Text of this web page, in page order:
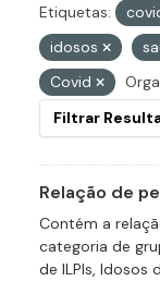
Etiquetas:
idosos
Covid
Filtrar
Relação de
Contém a
categoria de
de ILPIs,